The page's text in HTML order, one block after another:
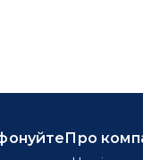
Про